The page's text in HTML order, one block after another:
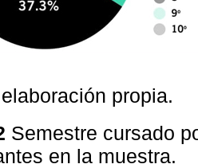
propia.
Semestre cursado
en la muestra.